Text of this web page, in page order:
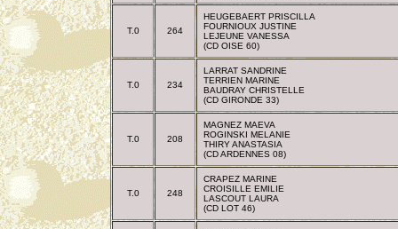
T.0 264
HEUGEBAERT PRISCILLA
FOURNIOUX JUSTINE
LEJEUNE VANESSA
(CD OISE 60)
T.0 234
LARRAT SANDRINE
TERRIEN MARINE
BAUDRAY CHRISTELLE
(CD GIRONDE 33)
T.0 208
MAGNEZ MAEVA
ROGINSKI MELANIE
THIRY ANASTASIA
(CD ARDENNES 08)
T.0 248
CRAPEZ MARINE
CROISILLE EMILIE
LASCOUT LAURA
(CD LOT 46)